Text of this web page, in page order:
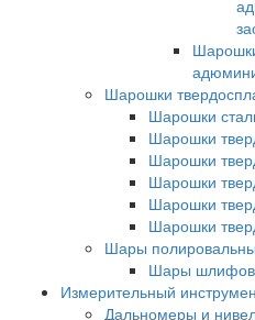
Шарошки
Шарошки
Шарошки
Шарошки
Шарошки
Шарошки
Шарошки
Шары
Шары
Измерительный
Дальномеры и